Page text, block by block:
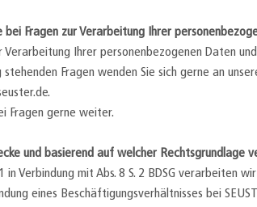
bei Fragen zur Verarbeitung Ihrer
Verarbeitung Ihrer personenbezogenen Daten
stehenden Fragen wenden Sie sich gerne an
Fragen gerne weiter.
und basierend auf welcher Rechtsgrundlage
in Verbindung mit Abs. 8 S. 2 BDSG verarbeiten
eines Beschäftigungsverhältnisses bei